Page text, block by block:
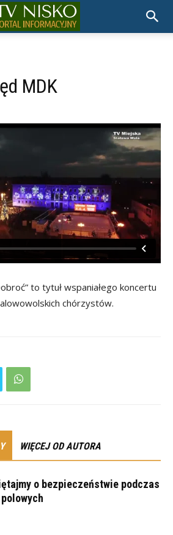
MDK
to tytuł wspaniałego koncertu
chórzystów.
WIĘCEJ OD AUTORA
o bezpieczeństwie podczas